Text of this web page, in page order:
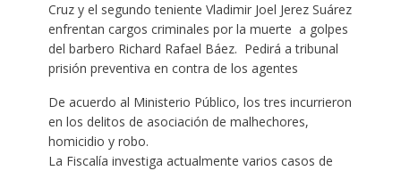
Cruz y el segundo teniente Vladimir Joel Jerez Suárez
enfrentan cargos criminales por la muerte a golpes
del barbero Richard Rafael Báez. Pedirá a tribunal
prisión preventiva en contra de los agentes
De acuerdo al Ministerio Público, los tres incurrieron
en los delitos de asociación de malhechores,
homicidio y robo.
La Fiscalía investiga actualmente varios casos de